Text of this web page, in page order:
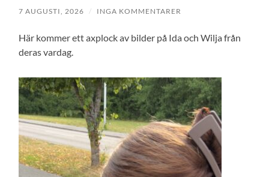
7 AUGUSTI, 2026 / INGA KOMMENTARER
Här kommer ett axplock av bilder på Ida och Wilja från
deras vardag.